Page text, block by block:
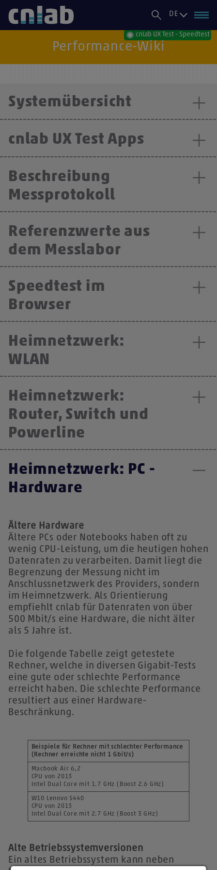
DE
cnlab UX Test - Speedtest
Performance-Wiki
Systemübersicht
cnlab UX Test Apps
Beschreibung
Messprotokoll
Referenzwerte aus
dem Messlabor
Speedtest im
Browser
Heimnetzwerk:
WLAN
Heimnetzwerk:
Router, Switch und
Powerline
Heimnetzwerk: PC -
Hardware
Ältere Hardware
Ältere PCs oder Notebooks haben oft zu
wenig CPU-Leistung, um die heutigen hohen
Datenraten zu verarbeiten. Damit liegt die
Begrenzung der Messung nicht im
Anschlussnetzwerk des Providers, sondern
im Heimnetzwerk. Als Orientierung
empfiehlt cnlab für Datenraten von über
500 Mbit/s eine Hardware, die nicht älter
als 5 Jahre ist.
Die folgende Tabelle zeigt getestete
Rechner, welche in diversen Gigabit-Tests
eine gute oder schlechte Performance
erreicht haben. Die schlechte Performance
resultiert aus einer Hardware-
Beschränkung.
Beispiele für Rechner mit schlechter Performance
(Rechner erreichte nicht 1 Gbit/s)
Macbook Air 6,2
CPU von 2013
Intel Dual Core mit 1.7 GHz (Boost 2.6 GHz)
W10 Lenovo S440
CPU von 2013
Intel Dual Core mit 2.7 GHz (Boost 3 GHz)
Alte Betriebssystemversionen
Ein altes Betriebssystem kann neben